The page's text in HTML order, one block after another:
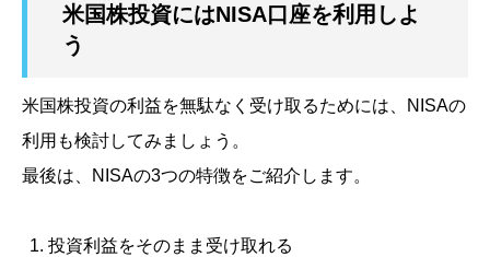
米国株投資にはNISA口座を利用しよ
う
米国株投資の利益を無駄なく受け取るためには、NISAの
利用も検討してみましょう。
最後は、NISAの3つの特徴をご紹介します。
投資利益をそのまま受け取れる